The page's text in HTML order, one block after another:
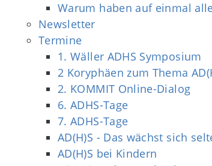
Warum haben auf einmal
Newsletter
Termine
1. Wäller ADHS Symposium
2 Koryphäen zum Thema
2. KOMMIT Online-Dialog
6. ADHS-Tage
7. ADHS-Tage
AD(H)S - Das wächst sich
AD(H)S bei Kindern